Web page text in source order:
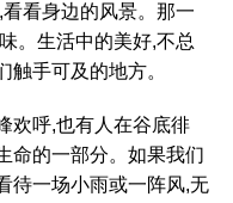
看身边的风景。那一
。生活中的美好,不总
触手可及的地方。
欢呼,也有人在谷底徘
命的一部分。如果我们
待一场小雨或一阵风,无